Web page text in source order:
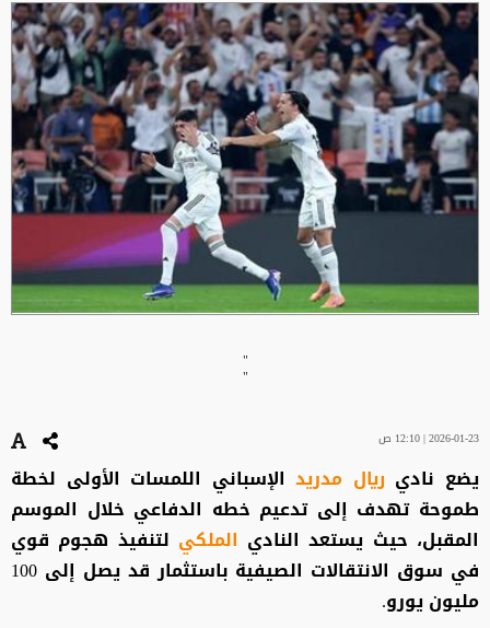
"
"
2026-01-23 | 12:10 ص
يضع نادي ريال مدريد الإسباني اللمسات الأولى لخطة
طموحة تهدف إلى تدعيم خطه الدفاعي خلال الموسم
المقبل، حيث يستعد النادي الملكي لتنفيذ هجوم قوي
في سوق الانتقالات الصيفية باستثمار قد يصل إلى 100
مليون يورو.